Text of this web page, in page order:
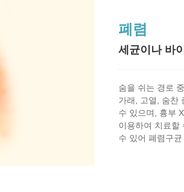
폐렴
세균이나 바
숨을 쉬는 경로
가래, 고열, 숨찬
수 있으며, 흉부
이용하여 치료할
수 있어 폐렴구